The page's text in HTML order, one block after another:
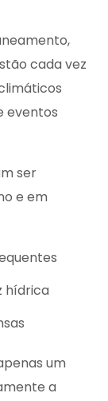
cada vez
eventos
ser
e em
hídrica
um
a